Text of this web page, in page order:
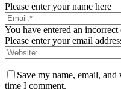
Please enter your name here
You have entered an incorrect
Please enter your email
Save my name, email,
time I comment.